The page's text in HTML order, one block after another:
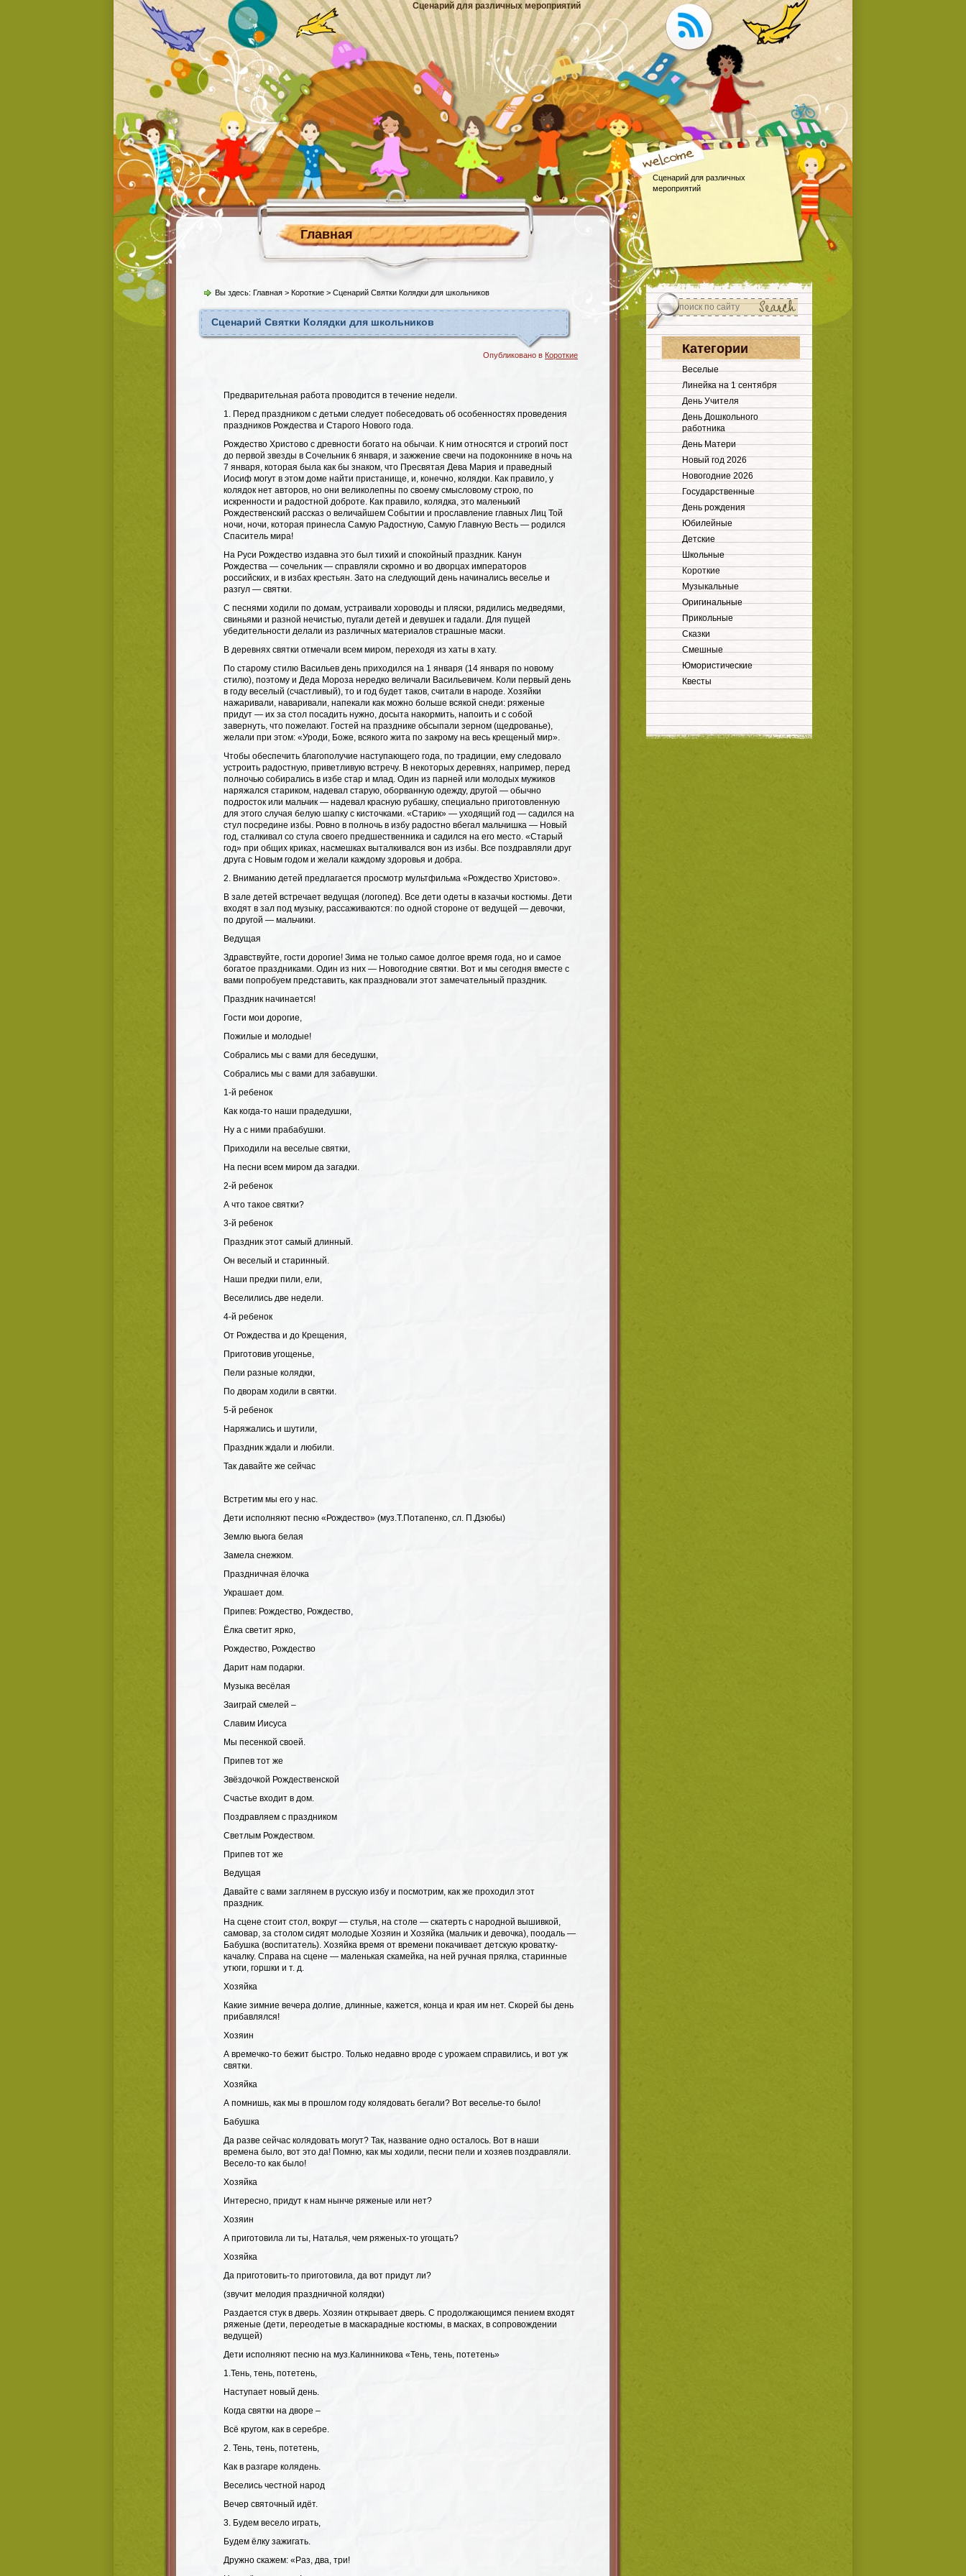
Сценарий для различных мероприятий
Главная
Сценарий для различных
мероприятий
Вы здесь: Главная > Короткие > Сценарий Святки Колядки для школьников
Сценарий Святки Колядки для школьников
Опубликовано в Короткие
Предварительная работа проводится в течение недели.
1. Перед праздником с детьми следует побеседовать об особенностях проведения
праздников Рождества и Старого Нового года.
Рождество Христово с древности богато на обычаи. К ним относятся и строгий пост
до первой звезды в Сочельник 6 января, и зажжение свечи на подоконнике в ночь на
7 января, которая была как бы знаком, что Пресвятая Дева Мария и праведный
Иосиф могут в этом доме найти пристанище, и, конечно, колядки. Как правило, у
колядок нет авторов, но они великолепны по своему смысловому строю, по
искренности и радостной доброте. Как правило, колядка, это маленький
Рождественский рассказ о величайшем Событии и прославление главных Лиц Той
ночи, ночи, которая принесла Самую Радостную, Самую Главную Весть — родился
Спаситель мира!
На Руси Рождество издавна это был тихий и спокойный праздник. Канун
Рождества — сочельник — справляли скромно и во дворцах императоров
российских, и в избах крестьян. Зато на следующий день начинались веселье и
разгул — святки.
С песнями ходили по домам, устраивали хороводы и пляски, рядились медведями,
свиньями и разной нечистью, пугали детей и девушек и гадали. Для пущей
убедительности делали из различных материалов страшные маски.
В деревнях святки отмечали всем миром, переходя из хаты в хату.
По старому стилю Васильев день приходился на 1 января (14 января по новому
стилю), поэтому и Деда Мороза нередко величали Васильевичем. Коли первый день
в году веселый (счастливый), то и год будет таков, считали в народе. Хозяйки
нажаривали, наваривали, напекали как можно больше всякой снеди: ряженые
придут — их за стол посадить нужно, досыта накормить, напоить и с собой
завернуть, что пожелают. Гостей на празднике обсыпали зерном (щедрованье),
желали при этом: «Уроди, Боже, всякого жита по закрому на весь крещеный мир».
Чтобы обеспечить благополучие наступающего года, по традиции, ему следовало
устроить радостную, приветливую встречу. В некоторых деревнях, например, перед
полночью собирались в избе стар и млад. Один из парней или молодых мужиков
наряжался стариком, надевал старую, оборванную одежду, другой — обычно
подросток или мальчик — надевал красную рубашку, специально приготовленную
для этого случая белую шапку с кисточками. «Старик» — уходящий год — садился на
стул посредине избы. Ровно в полночь в избу радостно вбегал мальчишка — Новый
год, сталкивал со стула своего предшественника и садился на его место. «Старый
год» при общих криках, насмешках выталкивался вон из избы. Все поздравляли друг
друга с Новым годом и желали каждому здоровья и добра.
2. Вниманию детей предлагается просмотр мультфильма «Рождество Христово».
В зале детей встречает ведущая (логопед). Все дети одеты в казачьи костюмы. Дети
входят в зал под музыку, рассаживаются: по одной стороне от ведущей — девочки,
по другой — мальчики.
Ведущая
Здравствуйте, гости дорогие! Зима не только самое долгое время года, но и самое
богатое праздниками. Один из них — Новогодние святки. Вот и мы сегодня вместе с
вами попробуем представить, как праздновали этот замечательный праздник.
Праздник начинается!
Гости мои дорогие,
Пожилые и молодые!
Собрались мы с вами для беседушки,
Собрались мы с вами для забавушки.
1-й ребенок
Как когда-то наши прадедушки,
Ну а с ними прабабушки.
Приходили на веселые святки,
На песни всем миром да загадки.
2-й ребенок
А что такое святки?
3-й ребенок
Праздник этот самый длинный.
Он веселый и старинный.
Наши предки пили, ели,
Веселились две недели.
4-й ребенок
От Рождества и до Крещения,
Приготовив угощенье,
Пели разные колядки,
По дворам ходили в святки.
5-й ребенок
Наряжались и шутили,
Праздник ждали и любили.
Так давайте же сейчас
Встретим мы его у нас.
Дети исполняют песню «Рождество» (муз.Т.Потапенко, сл. П.Дзюбы)
Землю вьюга белая
Замела снежком.
Праздничная ёлочка
Украшает дом.
Припев: Рождество, Рождество,
Ёлка светит ярко,
Рождество, Рождество
Дарит нам подарки.
Музыка весёлая
Заиграй смелей –
Славим Иисуса
Мы песенкой своей.
Припев тот же
Звёздочкой Рождественской
Счастье входит в дом.
Поздравляем с праздником
Светлым Рождеством.
Припев тот же
Ведущая
Давайте с вами заглянем в русскую избу и посмотрим, как же проходил этот
праздник.
На сцене стоит стол, вокруг — стулья, на столе — скатерть с народной вышивкой,
самовар, за столом сидят молодые Хозяин и Хозяйка (мальчик и девочка), поодаль —
Бабушка (воспитатель). Хозяйка время от времени покачивает детскую кроватку-
качалку. Справа на сцене — маленькая скамейка, на ней ручная прялка, старинные
утюги, горшки и т. д.
Хозяйка
Какие зимние вечера долгие, длинные, кажется, конца и края им нет. Скорей бы день
прибавлялся!
Хозяин
А времечко-то бежит быстро. Только недавно вроде с урожаем справились, и вот уж
святки.
Хозяйка
А помнишь, как мы в прошлом году колядовать бегали? Вот веселье-то было!
Бабушка
Да разве сейчас колядовать могут? Так, название одно осталось. Вот в наши
времена было, вот это да! Помню, как мы ходили, песни пели и хозяев поздравляли.
Весело-то как было!
Хозяйка
Интересно, придут к нам нынче ряженые или нет?
Хозяин
А приготовила ли ты, Наталья, чем ряженых-то угощать?
Хозяйка
Да приготовить-то приготовила, да вот придут ли?
(звучит мелодия праздничной колядки)
Раздается стук в дверь. Хозяин открывает дверь. С продолжающимся пением входят
ряженые (дети, переодетые в маскарадные костюмы, в масках, в сопровождении
ведущей)
Дети исполняют песню на муз.Калинникова «Тень, тень, потетень»
1.Тень, тень, потетень,
Наступает новый день.
Когда святки на дворе –
Всё кругом, как в серебре.
2. Тень, тень, потетень,
Как в разгаре колядень.
Веселись честной народ
Вечер святочный идёт.
3. Будем весело играть,
Будем ёлку зажигать.
Дружно скажем: «Раз, два, три!
Категории
Веселые
Линейка на 1 сентября
День Учителя
День Дошкольного
работника
День Матери
Новый год 2026
Новогодние 2026
Государственные
День рождения
Юбилейные
Детские
Школьные
Короткие
Музыкальные
Оригинальные
Прикольные
Сказки
Смешные
Юмористические
Квесты